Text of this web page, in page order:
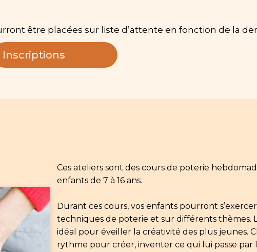
être placées sur liste d’attente en fonction de la
Inscriptions
Ces ateliers sont des cours de poterie
enfants de 7 à 16 ans.
Durant ces cours, vos enfants pourront
techniques de poterie et sur différents thèmes.
idéal pour éveiller la créativité des plus jeunes.
rythme pour créer, inventer ce qui lui passe par